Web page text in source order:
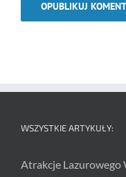
WSZYSTKIE ARTYKUŁY:
Atrakcje Lazurowego